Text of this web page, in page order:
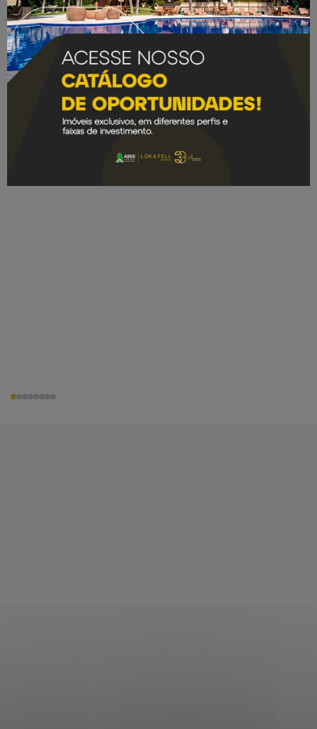
Conheça as principais oportunidades de
investimento na região.
VER LANÇAMENTOS
Edifício Vitallity